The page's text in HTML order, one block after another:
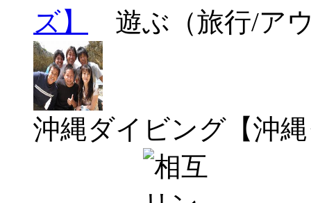
ズ】
遊ぶ（旅行/ア
沖縄ダイビング【沖